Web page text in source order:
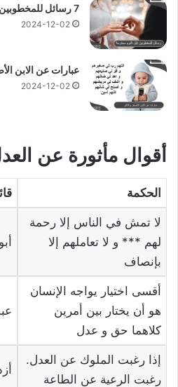
7 رسائل للمخطوبين قبل النوم محترمة وجريئة
2024-12-02
عبارات عن الابن
2024-12-02
أقوال مأثورة عن
الحكمة
لا تمش في الناس إلا رحمة
لهم *** و لا تعاملهم إلا
بإنصاف
أقسى اختيار يواجه الإنسان
هو أن يختار بين أمرين
كلاهما حق و عدل
إذا رغبت الملوك عن العدل.
رغبت الرعية عن الطاعة